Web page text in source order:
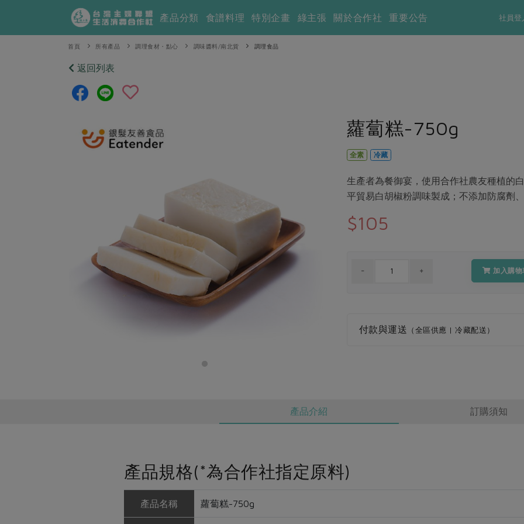
社員登
產品分類 食譜料理 特別企畫 綠主張 關於合作社 重要公告
首頁 所有產品 調理食材・點心 調味醬料/南北貨 調理食品
返回列表
蘿蔔糕-750g
全素 冷藏
生產者為餐御宴，使用合作社農友種植的
平貿易白胡椒粉調味製成；不添加防腐劑
$105
加入購物
付款與運送 （全區供應 | 冷藏配送）
產品介紹 訂購須知
產品規格(*為合作社指定原料)
產品名稱 蘿蔔糕-750g